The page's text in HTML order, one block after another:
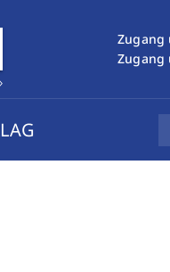
Zugang
Zugang